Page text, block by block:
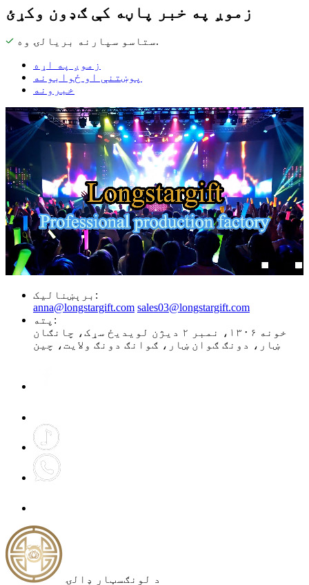
زموږ په خبر پاڼه کې ګډون وکړئ
ستاسو سپارنه بریالۍ وه.
زموږ په اړه
پوښتنې او ځوابونه
خبرونه
برېښنالیک:
anna@longstargift.com sales03@longstargift.com
پته:
خونه ۱۳۰۶، نمبر ۲ دیژن لویدیځ سړک، چانګان
ښار، دونګ ګوان ښار، ګوانګ دونګ ولایت، چین
د لونګسټار ډالۍ